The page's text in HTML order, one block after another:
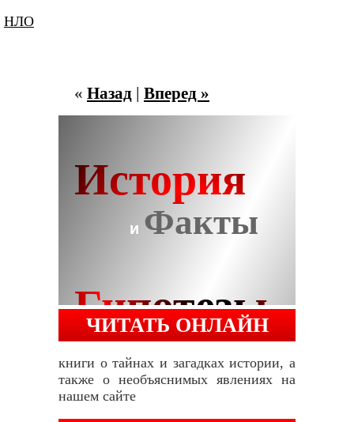
НЛО
« Назад | Вперед »
ЧИТАТЬ ОНЛАЙН
книги о тайнах и загадках истории, а
также о необъяснимых явлениях на
нашем сайте